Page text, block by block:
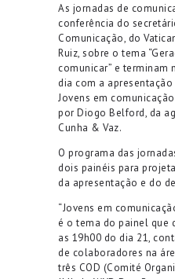
As jornadas de
conferência do
Comunicação, do
Ruiz, sobre o tema
comunicar” e terminam
dia com a
Jovens em
por Diogo Belford, da
Cunha & Vaz.
O programa das
dois painéis para
da apresentação e do
“Jovens em
é o tema do painel que
as 19h00 do dia 21,
de colaboradores na
três COD (Comité